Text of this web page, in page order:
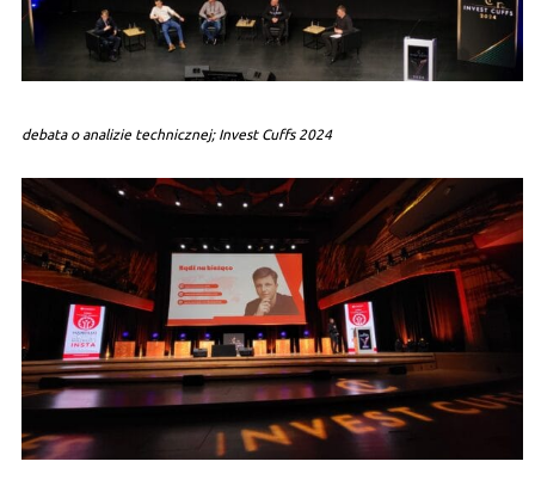
debata o analizie technicznej; Invest Cuffs 2024